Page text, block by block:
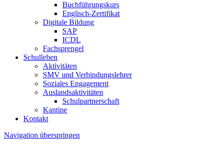
Buchführungskurs
Englisch-Zertifikat
Digitale Bildung
SAP
ICDL
Fachsprengel
Schulleben
Aktivitäten
SMV und Verbindungslehrer
Soziales Engagement
Auslandsaktivitäten
Schulpartnerschaft
Kantine
Kontakt
Navigation überspringen